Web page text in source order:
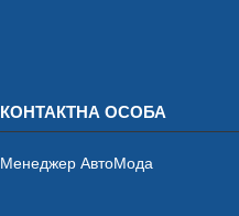
Менеджер АвтоМода